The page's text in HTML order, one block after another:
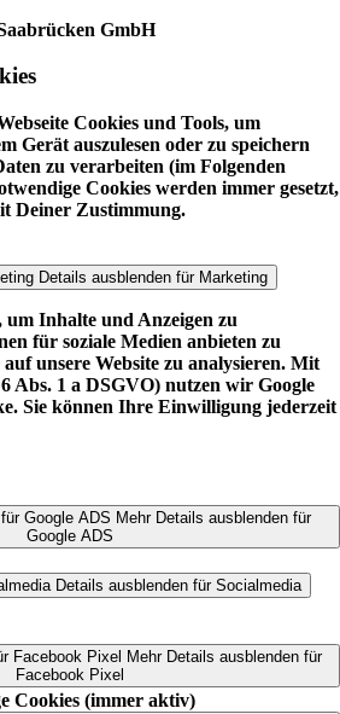
GmbH
Cookies und Tools, um
Gerät auszulesen oder zu speichern
zu verarbeiten (im Folgenden
Cookies werden immer gesetzt,
Deiner Zustimmung.
Details ausblenden für Marketing
Inhalte und Anzeigen zu
für soziale Medien anbieten zu
unsere Website zu analysieren. Mit
1 a DSGVO) nutzen wir Google
Sie können Ihre Einwilligung jederzeit
für Google ADS Mehr Details ausblenden für
Google ADS
Details ausblenden für Socialmedia
Facebook Pixel Mehr Details ausblenden für
Facebook Pixel
Cookies (immer aktiv)